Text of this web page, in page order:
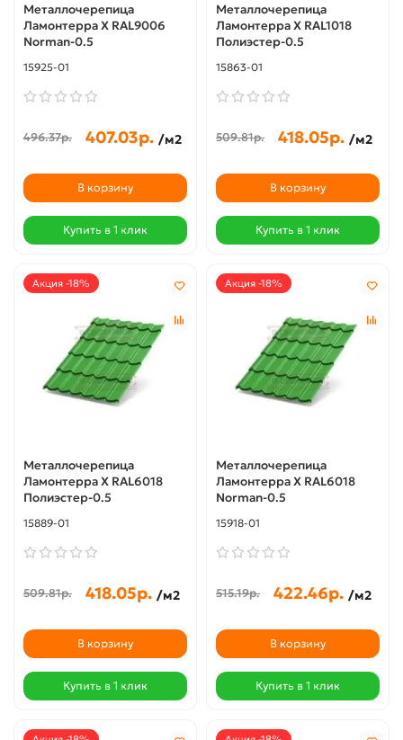
Металлочерепица
Ламонтерра X RAL9006
Norman-0.5
15925-01
496.37р. 407.03р. /м2
В корзину
Купить в 1 клик
Металлочерепица
Ламонтерра X RAL1018
Полиэстер-0.5
15863-01
509.81р. 418.05р. /м2
В корзину
Купить в 1 клик
Акция -18%
Металлочерепица
Ламонтерра X RAL6018
Полиэстер-0.5
15889-01
509.81р. 418.05р. /м2
В корзину
Купить в 1 клик
Акция -18%
Металлочерепица
Ламонтерра X RAL6018
Norman-0.5
15918-01
515.19р. 422.46р. /м2
В корзину
Купить в 1 клик